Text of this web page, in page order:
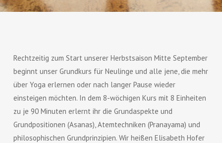
Rechtzeitig zum Start unserer Herbstsaison Mitte September
beginnt unser Grundkurs für Neulinge und alle jene, die mehr
über Yoga erlernen oder nach langer Pause wieder
einsteigen möchten. In dem 8-wöchigen Kurs mit 8 Einheiten
zu je 90 Minuten erlernt ihr die Grundaspekte und
Grundpositionen (Asanas), Atemtechniken (Pranayama) und
philosophischen Grundprinzipien. Wir heißen Elisabeth Hofer